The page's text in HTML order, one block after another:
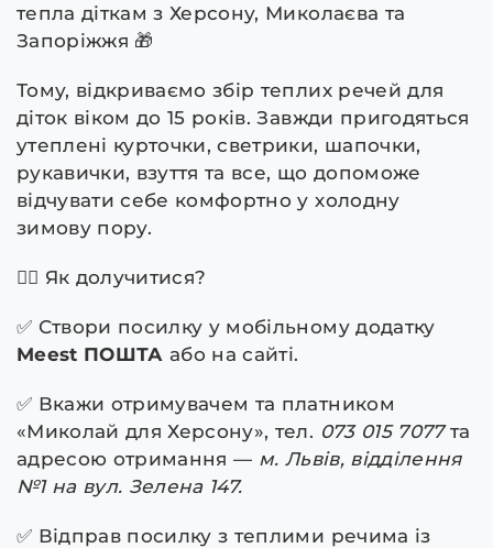
тепла діткам з Херсону, Миколаєва та
Запоріжжя 🎁
Тому, відкриваємо збір теплих речей для
діток віком до 15 років. Завжди пригодяться
утеплені курточки, светрики, шапочки,
рукавички, взуття та все, що допоможе
відчувати себе комфортно у холодну
зимову пору.
💁‍♀️ Як долучитися?
✅ Створи посилку у мобільному додатку
Meest ПОШТА або на сайті.
✅ Вкажи отримувачем та платником
«Миколай для Херсону», тел. 073 015 7077та
адресою отримання — м. Львів, відділення
№1 на вул. Зелена 147.
✅ Відправ посилку з теплими речима із